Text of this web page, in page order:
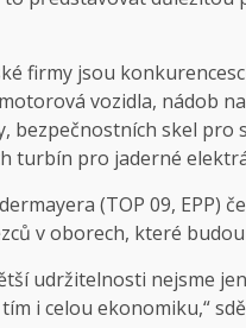
firmy jsou
vozidla, nádob
bezpečnostních skel pro
turbín pro jaderné
(TOP 09, EPP)
v oborech, které
udržitelnosti nejsme
i celou ekonomiku,“